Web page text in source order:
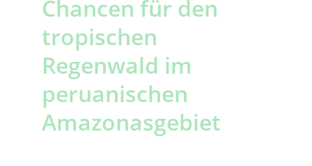
Chancen für den
tropischen
Regenwald im
peruanischen
Amazonasgebiet